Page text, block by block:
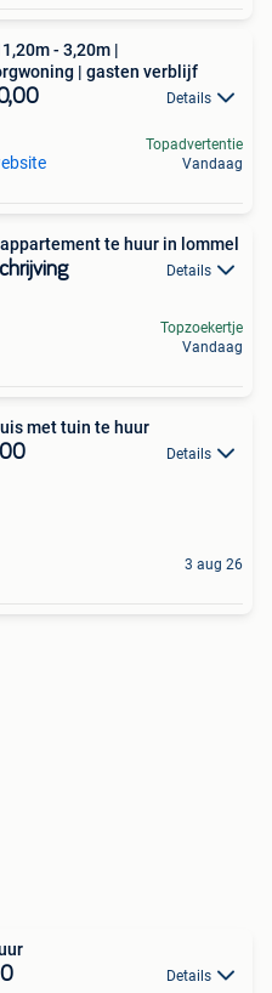
- 3,20m |
| gasten verblijf
Details
Topadvertentie
Vandaag
te huur in lommel
Details
Topzoekertje
Vandaag
met tuin te huur
Details
3 aug 26
Details